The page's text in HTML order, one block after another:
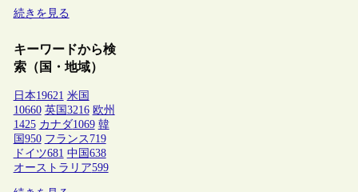
続きを見る
キーワードから検
索（国・地域）
日本19621 米国
10660 英国 3216 欧州
1425 カナダ1069 韓
国 950 フランス 719
ドイツ681 中国 638
オーストラリア599